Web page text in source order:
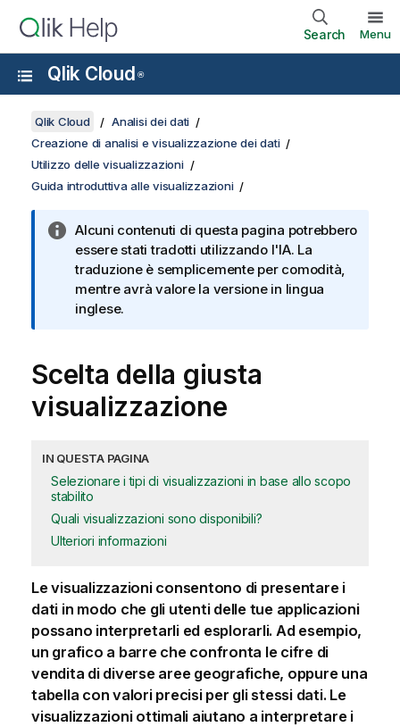
Search Menu
Qlik Cloud ®
Qlik Cloud
Analisi dei dati
Creazione di analisi e visualizzazione dei dati
Utilizzo delle visualizzazioni
Guida introduttiva alle visualizzazioni
Alcuni contenuti di questa pagina potrebbero
essere stati tradotti utilizzando l'IA. La
traduzione è semplicemente per comodità,
mentre avrà valore la versione in lingua
inglese.
Scelta della giusta
visualizzazione
IN QUESTA PAGINA
Selezionare i tipi di visualizzazioni in base allo scopo
stabilito
Quali visualizzazioni sono disponibili?
Ulteriori informazioni
Le visualizzazioni consentono di presentare i
dati in modo che gli utenti delle tue applicazioni
possano interpretarli ed esplorarli. Ad esempio,
un grafico a barre che confronta le cifre di
vendita di diverse aree geografiche, oppure una
tabella con valori precisi per gli stessi dati. Le
visualizzazioni ottimali aiutano a interpretare i